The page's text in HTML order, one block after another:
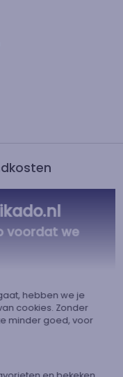
«Gratis verzending
verzendkosten van
Je kunt de
levering. Per cadeau
op de artikelpagina en
geld overmaakt, houd
je cadeau.)
voordat we
hebben we je
cookies. Zonder
minder goed, voor